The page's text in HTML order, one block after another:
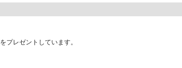
をプレゼントしています。